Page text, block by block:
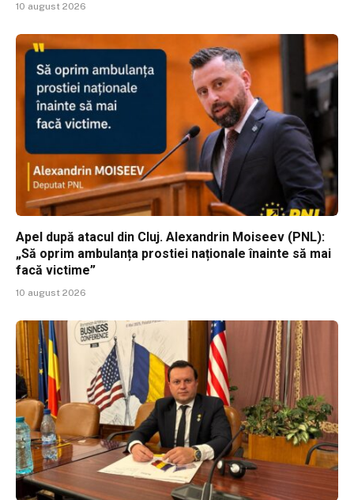
10 august 2026
Apel după atacul din Cluj. Alexandrin Moiseev (PNL):
„Să oprim ambulanța prostiei naționale înainte să mai
facă victime”
10 august 2026